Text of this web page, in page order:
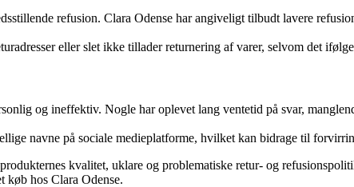
refusion. Clara Odense har angiveligt tilbudt lavere
eller slet ikke tillader returnering af varer, selvom det
og ineffektiv. Nogle har oplevet lang ventetid på svar,
navne på sociale medieplatforme, hvilket kan bidrage til
kvalitet, uklare og problematiske retur- og
køb hos Clara Odense.